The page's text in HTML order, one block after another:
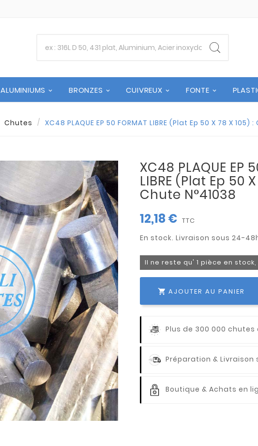
ALUMINIUMS BRONZES CUIVREUX FONTE
Chutes XC48 PLAQUE EP 50 FORMAT LIBRE (Plat Ep 50 X 78 X 105)
XC48 PLAQUE EP
LIBRE (Plat Ep 50
Chute N°41038
12,18 € TTC
Il ne reste qu' 1 pièce en
 AJOUTER AU PANIER
Plus de 300 000
Préparation & Livraison
Boutique & Achats en